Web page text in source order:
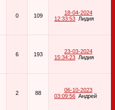
0
109
18-04-2024
12:33:53 Лидия
6 193
23-03-2024
15:34:23 Лидия
2 88
06-10-2023
03:09:56 Андрей